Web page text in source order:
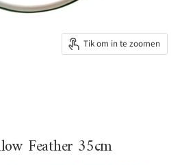
Tik om in te zoomen
Feather 35cm